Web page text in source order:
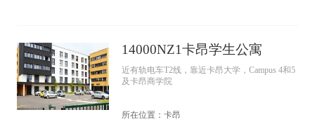
14000NZ1卡昂学生公寓
近有轨电车T2线，靠近卡昂大学，Campus 4和5
及卡昂商学院
所在位置：卡昂